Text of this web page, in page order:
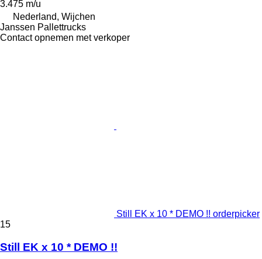
3.475 m/u
Nederland, Wijchen
Janssen Pallettrucks
Contact opnemen met verkoper
Still EK x 10 * DEMO !! orderpicker
15
Still EK x 10 * DEMO !!